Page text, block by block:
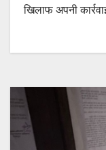
खिलाफ अपनी